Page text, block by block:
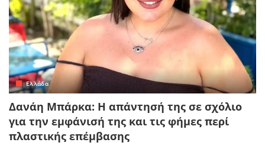
Ελλάδα
Δανάη Μπάρκα: Η απάντησή της σε σχόλιο
για την εμφάνισή της και τις φήμες περί
πλαστικής επέμβασης